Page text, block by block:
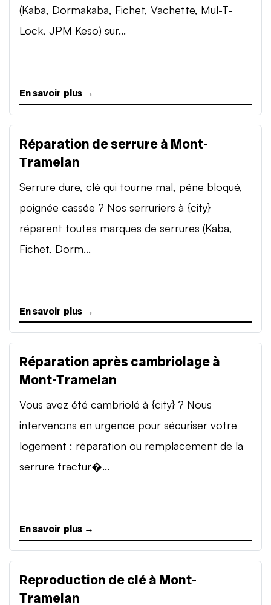
(Kaba, Dormakaba, Fichet, Vachette, Mul-T-
Lock, JPM Keso) sur...
En savoir plus →
Réparation de serrure à Mont-
Tramelan
Serrure dure, clé qui tourne mal, pêne bloqué,
poignée cassée ? Nos serruriers à {city}
réparent toutes marques de serrures (Kaba,
Fichet, Dorm...
En savoir plus →
Réparation après cambriolage à
Mont-Tramelan
Vous avez été cambriolé à {city} ? Nous
intervenons en urgence pour sécuriser votre
logement : réparation ou remplacement de la
serrure fractur�...
En savoir plus →
Reproduction de clé à Mont-
Tramelan